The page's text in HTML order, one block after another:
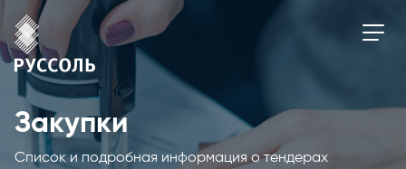
Закупки
Список и подробная информация о тендерах